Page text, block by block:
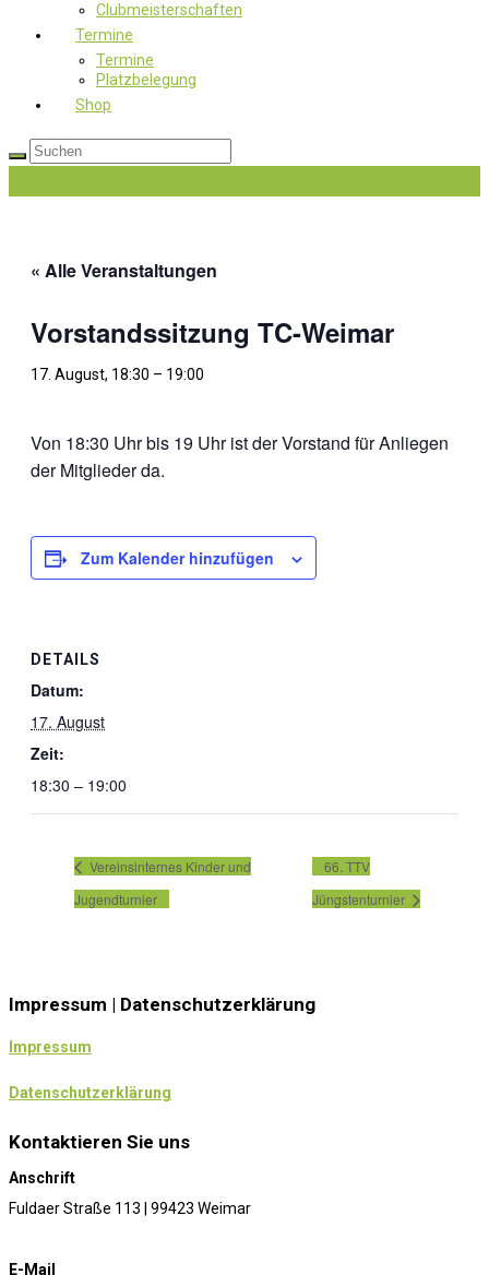
Clubmeisterschaften
Termine
Termine
Platzbelegung
Shop
« Alle Veranstaltungen
Vorstandssitzung TC-Weimar
17. August, 18:30 – 19:00
Von 18:30 Uhr bis 19 Uhr ist der Vorstand für Anliegen
der Mitglieder da.
Zum Kalender hinzufügen
DETAILS
Datum:
17. August
Zeit:
18:30 – 19:00
Vereinsinternes Kinder und
Jugendturnier
66. TTV
Jüngstenturnier
Impressum | Datenschutzerklärung
Impressum
Datenschutzerklärung
Kontaktieren Sie uns
Anschrift
Fuldaer Straße 113 | 99423 Weimar
E-Mail